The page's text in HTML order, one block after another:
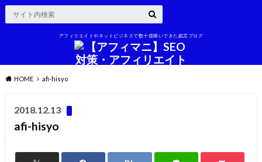
アフィリエイトやネットビジネスで数十億稼いできた戯言ブログ
HOME afi-hisyo
2018.12.13
afi-hisyo